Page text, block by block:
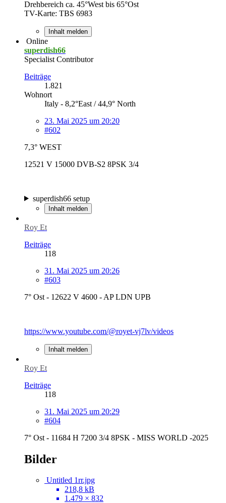
Drehbereich ca. 45°West bis 65°Ost
TV-Karte: TBS 6983
Inhalt melden
Online
superdish66
Specialist Contributor
Beiträge
1.821
Wohnort
Italy - 8,2°East / 44,9° North
23. Mai 2025 um 20:20
#602
7,3° WEST
12521 V 15000 DVB-S2 8PSK 3/4
superdish66 setup
Inhalt melden
Roy Et
Beiträge
118
31. Mai 2025 um 20:26
#603
7° Ost - 12622 V 4600 - AP LDN UPB
https://www.youtube.com/@royet-vj7lv/videos
Inhalt melden
Roy Et
Beiträge
118
31. Mai 2025 um 20:29
#604
7° Ost - 11684 H 7200 3/4 8PSK - MISS WORLD -2025
Bilder
Untitled 1rr.jpg
218,8 kB
1.479 × 832